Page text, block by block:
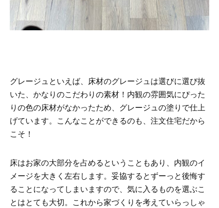
グレージュといえば、床材のグレージュは選びに選び抜
いた、かなりのこだわりの素材！内観の雰囲気にぴった
りの色の床材がなかったため、グレージュの塗りで仕上
げています。こんなことができるのも、注文住宅だから
こそ！
床はお家の大部分を占めるということもあり、内観のイ
メージを大きく左右します。妥協するとずーっと後悔す
ることになってしまいますので、気に入るものを選ぶこ
とはとても大切。これから家づくりを考えていらっしゃ